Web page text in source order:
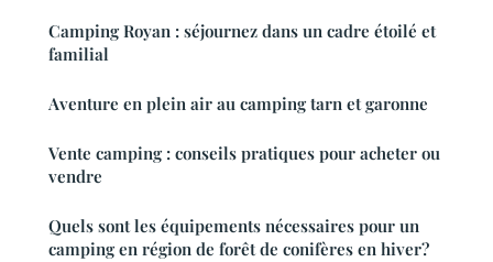
Camping Royan : séjournez dans un cadre étoilé et
familial
Aventure en plein air au camping tarn et garonne
Vente camping : conseils pratiques pour acheter ou
vendre
Quels sont les équipements nécessaires pour un
camping en région de forêt de conifères en hiver?